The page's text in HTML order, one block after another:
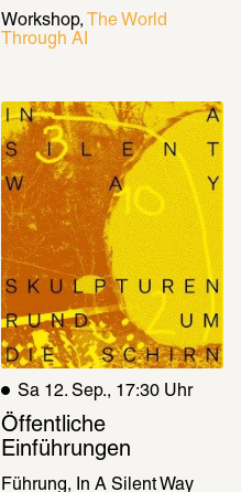
Workshop
The World
Through AI
Sa 12. Sep., 17:30 Uhr
Öffentliche
Einführungen
Führung In A Silent Way